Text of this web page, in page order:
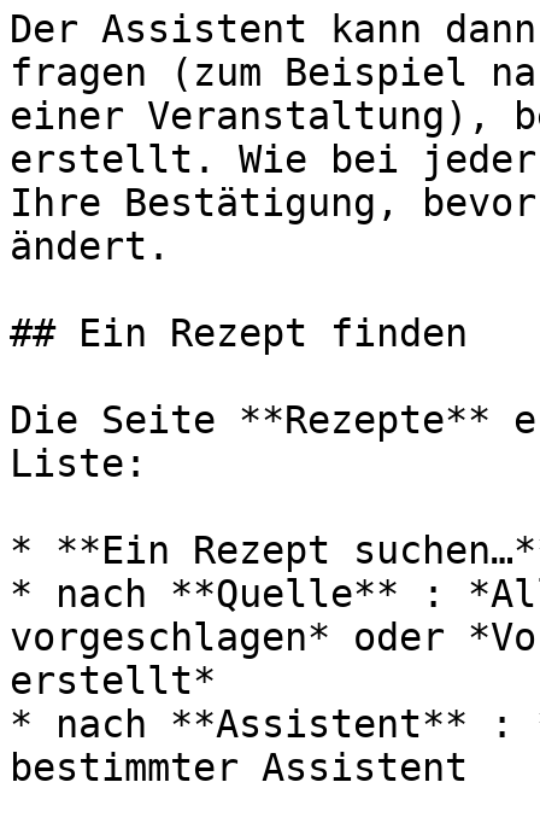
Der Assistent kann
fragen (zum Beispiel
einer Veranstaltung),
erstellt. Wie bei
Ihre Bestätigung,
ändert.
## Ein Rezept finden
Die Seite **Rezepte**
Liste:
* **Ein Rezept
* nach **Quelle** :
vorgeschlagen* oder
erstellt*
* nach **Assistent** :
bestimmter Assistent